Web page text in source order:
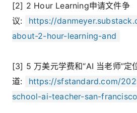
[2] 2 Hour Learning申请文件争
议:
https://
about-2-hour-learning-and
[3] 5 万美元学费和“AI 当老师”定
道:
https://sfstandard.com/
school-ai-teacher-san-